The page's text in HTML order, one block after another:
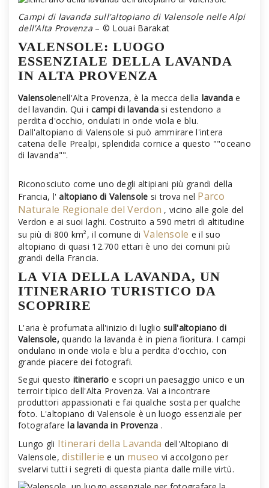
Campi di lavanda sull'altopiano di Valensole nelle Alpi
dell'Alta Provenza – © Louai Barakat
VALENSOLE: LUOGO
ESSENZIALE DELLA LAVANDA
IN ALTA PROVENZA
Valensolenell'Alta Provenza, è la mecca della lavandae
del lavandin. Qui i campi di lavanda si estendono a
perdita d'occhio, ondulati in onde viola e blu.
Dall'altopiano di Valensole si può ammirare l'intera
catena delle Prealpi, splendida cornice a questo ""oceano
di lavanda"".
Riconosciuto come uno degli altipiani più grandi della
Francia, l'altopiano di Valensole si trova nel Parco
Naturale Regionale del Verdon , vicino alle gole del
Verdon e ai suoi laghi. Costruito a 590 metri di altitudine
su più di 800 km², il comune di Valensole e il suo
altopiano di quasi 12.700 ettari è uno dei comuni più
grandi della Francia.
LA VIA DELLA LAVANDA, UN
ITINERARIO TURISTICO DA
SCOPRIRE
L'aria è profumata all'inizio di lugliosull'altopiano di
Valensole, quando la lavanda è in piena fioritura. I campi
ondulano in onde viola e blu a perdita d'occhio, con
grande piacere dei fotografi.
Segui questo itinerario e scopri un paesaggio unico e un
terroir tipico dell'Alta Provenza. Vai a incontrare
produttori appassionati e fai qualche sosta per qualche
foto. L'altopiano di Valensole è un luogo essenziale per
fotografarela lavanda in Provenza .
Lungo gli Itinerari della Lavanda dell'Altopiano di
Valensole,distillerie e un museo vi accolgono per
svelarvi tutti i segreti di questa pianta dalle mille virtù.